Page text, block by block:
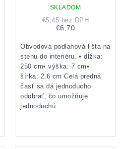
SKLADOM
€5,45 bez DPH
€6,70
Obvodová podlahová lišta na
stenu do interiéru. • dĺžka:
250 cm• výška: 7 cm•
šírka: 2,6 cm Celá predná
časť sa dá jednoducho
odobrať, čo umožňuje
jednoduchú...